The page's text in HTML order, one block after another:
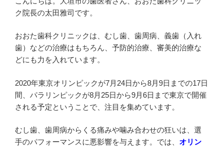
ク院長の太田雅司です。
おおた歯科クリニックは、むし歯、歯周病、義歯（入れ
歯）などの治療はもちろん、予防的治療、審美的治療な
どにも力を入れています。
2020年東京オリンピックが7月24日から8月9日までの17日
間、パラリンピックが8月25日から9月6日まで東京で開催
される予定ということで、注目を集めています。
むし歯、歯周病からくる痛みや噛み合わせの狂いは、選
手のパフォーマンスに悪影響を与えます。では、 オリン